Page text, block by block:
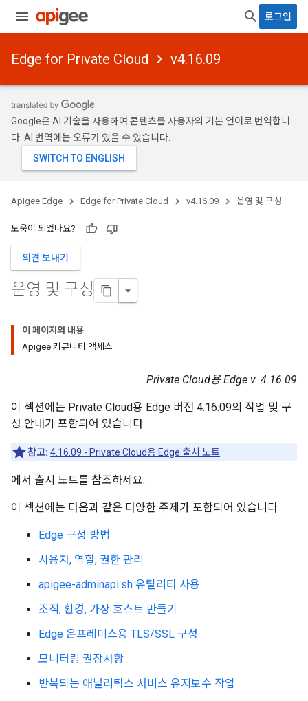
로그인
Edge for Private Cloud v4.16.09
Google은 AI 기술을 사용하여 콘텐츠를 사용자의 기본 언어로 번역합니
다. AI 번역에는 오류가 있을 수 있습니다.
Apigee Edge Edge for Private Cloud v4.16.09 운영 및 구성
도움이 되었나요?
의견 보내기
운영 및 구성
이 페이지의 내용
Apigee 커뮤니티 액세스
Private Cloud용 Edge v. 4.16.09
이 섹션에는 Private Cloud용 Edge 버전 4.16.09의 작업 및 구
성 안내가 포함되어 있습니다.
참고: 4.16.09 - Private Cloud용 Edge 출시 노트
에서 출시 노트를 참조하세요.
이 섹션에는 다음과 같은 다양한 주제가 포함되어 있습니다.
Edge 구성 방법
사용자, 역할, 권한 관리
apigee-adminapi.sh 유틸리티 사용
조직, 환경, 가상 호스트 만들기
Edge 온프레미스용 TLS/SSL 구성
모니터링 권장사항
반복되는 애널리틱스 서비스 유지보수 작업